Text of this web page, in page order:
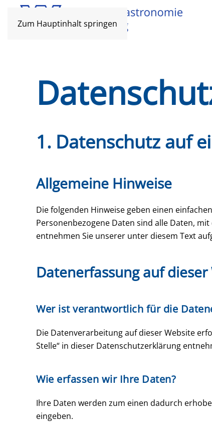
Zum Hauptinhalt springen
1. Datenschutz auf
Allgemeine Hinweise
Die folgenden Hinweise geben einen
Personenbezogene Daten sind alle Daten,
entnehmen Sie unserer unter diesem Text
Datenerfassung auf dieser
Wer ist verantwortlich für die
Die Datenverarbeitung auf dieser Website
Stelle“ in dieser Datenschutzerklärung
Wie erfassen wir Ihre Daten?
Ihre Daten werden zum einen dadurch
eingeben.